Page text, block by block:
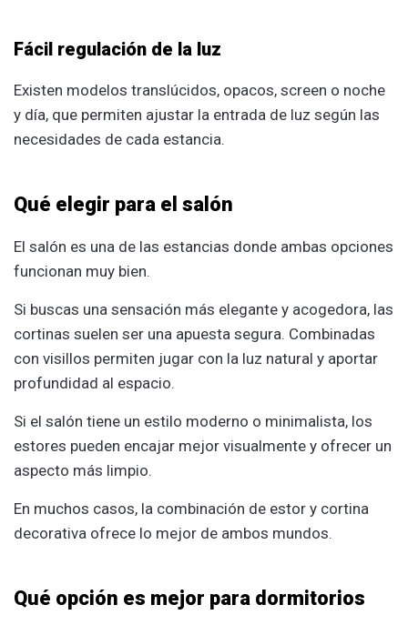
Fácil regulación de la luz
Existen modelos translúcidos, opacos, screen o noche
y día, que permiten ajustar la entrada de luz según las
necesidades de cada estancia.
Qué elegir para el salón
El salón es una de las estancias donde ambas opciones
funcionan muy bien.
Si buscas una sensación más elegante y acogedora, las
cortinas suelen ser una apuesta segura. Combinadas
con visillos permiten jugar con la luz natural y aportar
profundidad al espacio.
Si el salón tiene un estilo moderno o minimalista, los
estores pueden encajar mejor visualmente y ofrecer un
aspecto más limpio.
En muchos casos, la combinación de estor y cortina
decorativa ofrece lo mejor de ambos mundos.
Qué opción es mejor para dormitorios